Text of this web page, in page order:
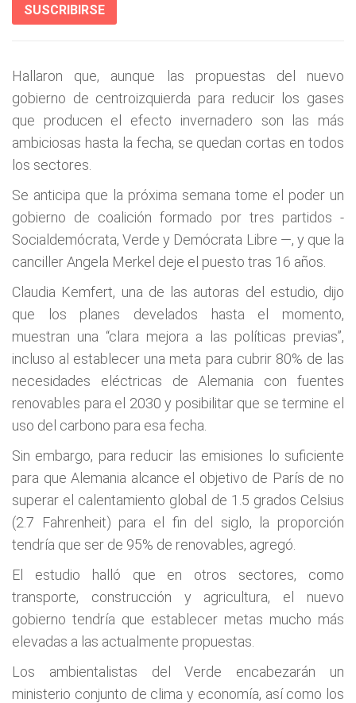
SUSCRIBIRSE
Hallaron que, aunque las propuestas del nuevo
gobierno de centroizquierda para reducir los gases
que producen el efecto invernadero son las más
ambiciosas hasta la fecha, se quedan cortas en todos
los sectores.
Se anticipa que la próxima semana tome el poder un
gobierno de coalición formado por tres partidos -
Socialdemócrata, Verde y Demócrata Libre —, y que la
canciller Angela Merkel deje el puesto tras 16 años.
Claudia Kemfert, una de las autoras del estudio, dijo
que los planes develados hasta el momento,
muestran una “clara mejora a las políticas previas”,
incluso al establecer una meta para cubrir 80% de las
necesidades eléctricas de Alemania con fuentes
renovables para el 2030 y posibilitar que se termine el
uso del carbono para esa fecha.
Sin embargo, para reducir las emisiones lo suficiente
para que Alemania alcance el objetivo de París de no
superar el calentamiento global de 1.5 grados Celsius
(2.7 Fahrenheit) para el fin del siglo, la proporción
tendría que ser de 95% de renovables, agregó.
El estudio halló que en otros sectores, como
transporte, construcción y agricultura, el nuevo
gobierno tendría que establecer metas mucho más
elevadas a las actualmente propuestas.
Los ambientalistas del Verde encabezarán un
ministerio conjunto de clima y economía, así como los